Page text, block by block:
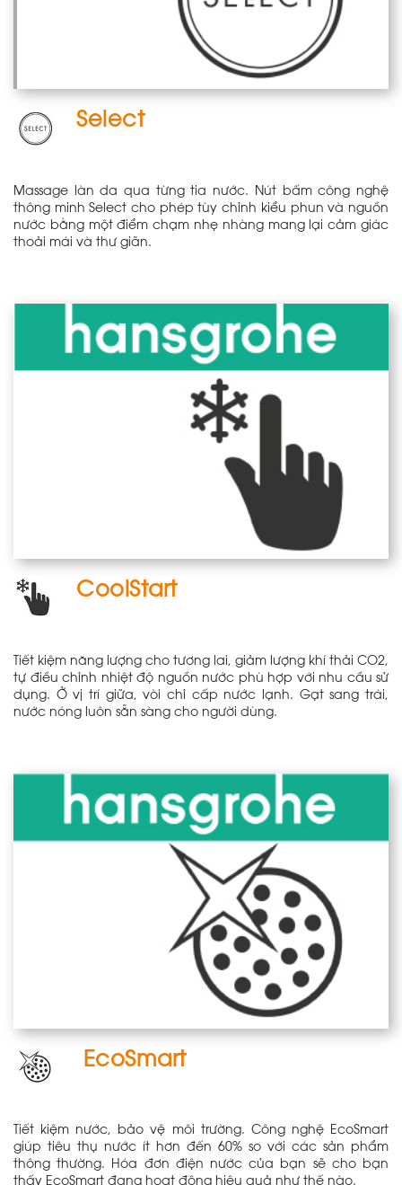
Select
Massage làn da qua từng tia nước. Nút bấm công nghệ
thông minh Select cho phép tùy chỉnh kiểu phun và nguồn
nước bằng một điểm chạm nhẹ nhàng mang lại cảm giác
thoải mái và thư giãn.
CoolStart
Tiết kiệm năng lượng cho tương lai, giảm lượng khí thải CO2,
tự điều chỉnh nhiệt độ nguồn nước phù hợp với nhu cầu sử
dụng. Ở vị trí giữa, vòi chỉ cấp nước lạnh. Gạt sang trái,
nước nóng luôn sẵn sàng cho người dùng.
EcoSmart
Tiết kiệm nước, bảo vệ môi trường. Công nghệ EcoSmart
giúp tiêu thụ nước ít hơn đến 60% so với các sản phẩm
thông thường. Hóa đơn điện nước của bạn sẽ cho bạn
thấy EcoSmart đang hoạt động hiệu quả như thế nào.